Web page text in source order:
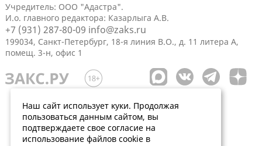
Учредитель: ООО "Адастра".
И.о. главного редактора: Казарлыга А.В.
+7 (931) 287-80-09 info@zaks.ru
199034, Санкт-Петербург, 18-я линия В.О., д. 11 литера А,
помещ. 3-н, офис 1
Наш сайт использует куки. Продолжая
пользоваться данным сайтом, вы
подтверждаете свое согласие на
использование файлов cookie в